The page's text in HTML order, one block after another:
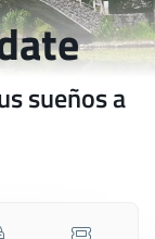
sueños a